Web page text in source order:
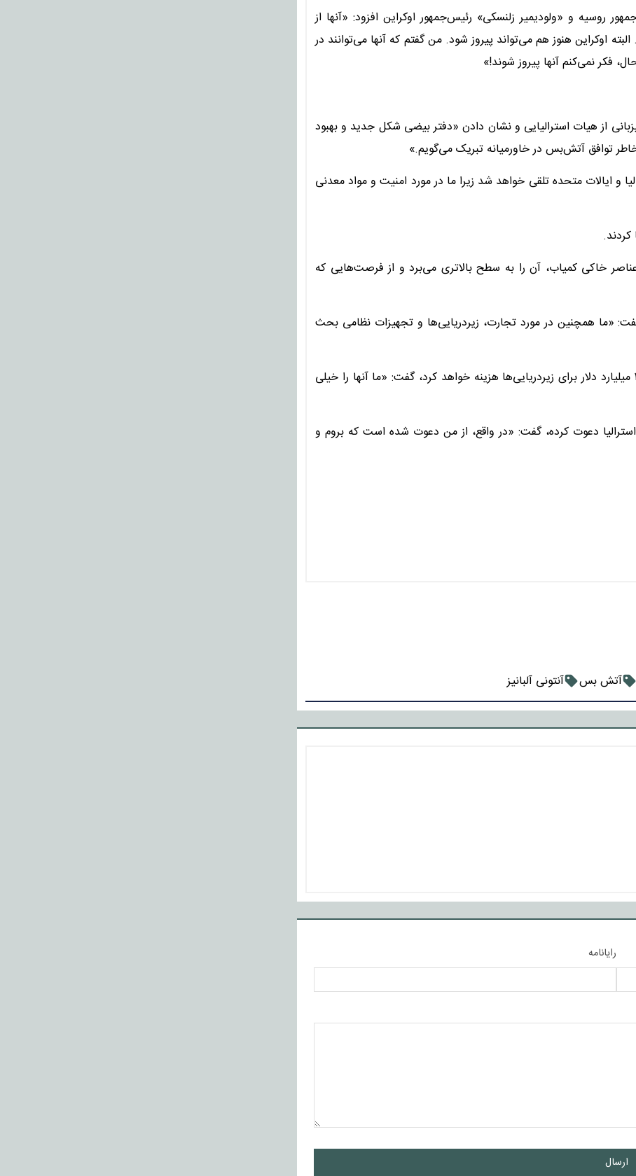
روسیه و «ولودیمیر زلنسکی» رئیس‌جمهور اوکراین افزود: «آنها از
اوکراین هنوز هم می‌تواند پیروز شود. من گفتم که آنها می‌توانند در
فکر نمی‌کنم آنها پیروز شوند!»
از هیات استرالیایی و نشان دادن «دفتر بیضی شکل جدید و بهبود
توافق آتش‌بس در خاورمیانه تبریک می‌گویم.»
و ایالات متحده تلقی خواهد شد زیرا ما در مورد امنیت و مواد معدنی
عناصر خاکی کمیاب، آن را به سطح بالاتری می‌برد و از فرصت‌هایی که
«ما همچنین در مورد تجارت، زیردریایی‌ها و تجهیزات نظامی بحث
او با اشاره به این قرارداد که طبق آن استرالیا طی سه دهه ۲۳۹ میلیارد دلار برای زیردریایی‌ها هزینه خواهد کرد، گفت: «ما آنها را خیلی
استرالیا دعوت کرده، گفت: «در واقع، از من دعوت شده است که بروم و
آتش بس آنتونی آلبانیز
رایانامه
ارسال